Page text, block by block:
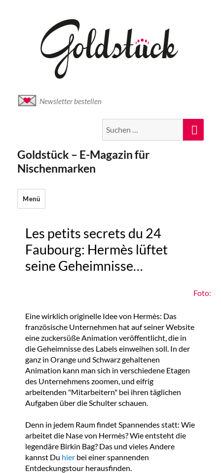
Newsletter bestellen
nach:
Goldstück – E-Magazin für
Nischenmarken
Menü
Les petits secrets du 24
Faubourg: Hermès lüftet
seine Geheimnisse…
Foto:
Eine wirklich originelle Idee von Hermès: Das
französische Unternehmen hat auf seiner Website
eine zuckersüße Animation veröffentlicht, die in
die Geheimnisse des Labels einweihen soll. In der
ganz in Orange und Schwarz gehaltenen
Animation kann man sich in verschiedene Etagen
des Unternehmens zoomen, und eifrig
arbeitenden "Mitarbeitern" bei ihren täglichen
Aufgaben über die Schulter schauen.
Denn in jedem Raum findet Spannendes statt: Wie
arbeitet die Nase von Hermès? Wie entsteht die
legendäre Birkin Bag? Das und vieles Andere
kannst Du hier bei einer spannenden
Entdeckungstour herausfinden.